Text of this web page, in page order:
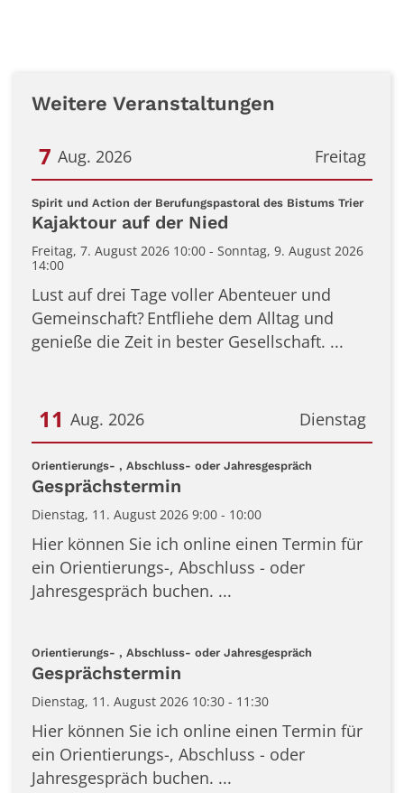
Weitere Veranstaltungen
Freitag
7 Aug. 2026
Datum: 7. August 2026
Spirit und Action der Berufungspastoral des Bistums Trier:
Kajaktour auf der Nied
Freitag, 7. August 2026 10:00 - Sonntag, 9. August 2026
14:00
Lust auf drei Tage voller Abenteuer und
Gemeinschaft? Entfliehe dem Alltag und
genieße die Zeit in bester Gesellschaft. ...
Dienstag
11 Aug. 2026
Datum: 11. August 2026
Orientierungs- , Abschluss- oder Jahresgespräch
Gesprächstermin
Dienstag, 11. August 2026 9:00 - 10:00
Hier können Sie ich online einen Termin für
ein Orientierungs-, Abschluss - oder
Jahresgespräch buchen. ...
Orientierungs- , Abschluss- oder Jahresgespräch
Gesprächstermin
Dienstag, 11. August 2026 10:30 - 11:30
Hier können Sie ich online einen Termin für
ein Orientierungs-, Abschluss - oder
Jahresgespräch buchen. ...